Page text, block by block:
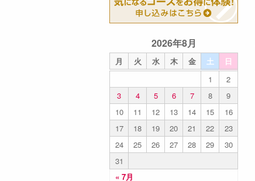
2026年8月
月 火 水 木 金 土 日
« 7月
1
2
3
4 5 6 7 8
9
10
11 12 13 14 15
16
17
18 19 20 21 22
23
24
25 26 27 28 29
30
31